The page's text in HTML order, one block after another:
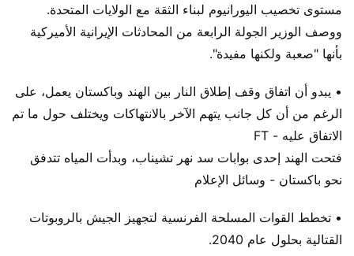
مستوى تخصيب اليورانيوم لبناء الثقة مع الولايات المتحدة.
ووصف الوزير الجولة الرابعة من المحادثات الإيرانية الأميركية
بأنها "صعبة ولكنها مفيدة".
• يبدو أن اتفاق وقف إطلاق النار بين الهند وباكستان يعمل، على
الرغم من أن كل جانب يتهم الآخر بالانتهاكات ويختلف حول ما تم
الاتفاق عليه - FT
فتحت الهند إحدى بوابات سد نهر تشيناب، وبدأت المياه تتدفق
نحو باكستان - وسائل الإعلام
• تخطط القوات المسلحة الفرنسية لتجهيز الجيش بالروبوتات
القتالية بحلول عام 2040.